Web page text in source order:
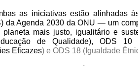
as iniciativas estão alinhadas
da Agenda 2030 da ONU — um
mais justo, igualitário e
de Qualidade), ODS 10
Eficazes) e ODS 18 (Igualdade